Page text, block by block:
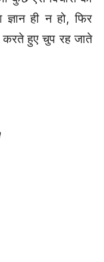
ही न हो, फिर
हुए चुप रह जाते